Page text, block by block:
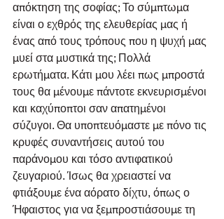
απόκτηση της σοφίας; Το σύμπτωμα
είναι ο εχθρός της ελευθερίας μας ή
ένας από τους τρόπους που η ψυχή μας
μυεί στα μυστικά της; Πολλά
ερωτήματα. Κάτι μου λέει πως μπροστά
τους θα μένουμε πάντοτε εκνευρισμένοι
και καχύποπτοι σαν απατημένοι
σύζυγοι. Θα υποπτευόμαστε με πόνο τις
κρυφές συναντήσεις αυτού του
παράνομου και τόσο αντιφατικού
ζευγαριού. Ίσως θα χρειαστεί να
φτιάξουμε ένα αόρατο δίχτυ, όπως ο
Ήφαιστος για να ξεμπροστιάσουμε τη